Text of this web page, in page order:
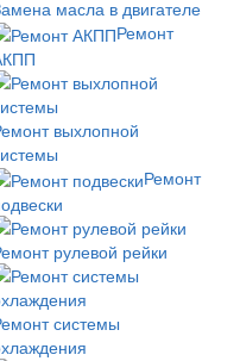
масла в двигателе
Ремонт
выхлопной
Ремонт
рулевой рейки
системы